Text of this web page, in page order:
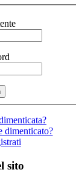
dimenticato?
sito